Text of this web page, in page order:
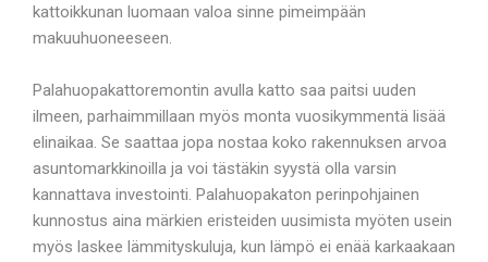
kattoikkunan luomaan valoa sinne pimeimpään
makuuhuoneeseen.
Palahuopakattoremontin avulla katto saa paitsi uuden
ilmeen, parhaimmillaan myös monta vuosikymmentä lisää
elinaikaa. Se saattaa jopa nostaa koko rakennuksen arvoa
asuntomarkkinoilla ja voi tästäkin syystä olla varsin
kannattava investointi. Palahuopakaton perinpohjainen
kunnostus aina märkien eristeiden uusimista myöten usein
myös laskee lämmityskuluja, kun lämpö ei enää karkaakaan